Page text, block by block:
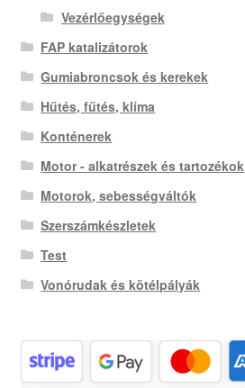
Vezérlőegységek
FAP katalizátorok
Gumiabroncsok és kerekek
Hűtés, fűtés, klíma
Konténerek
Motor - alkatrészek és tartozékok
Motorok, sebességváltók
Szerszámkészletek
Test
Vonórudak és kötélpályák